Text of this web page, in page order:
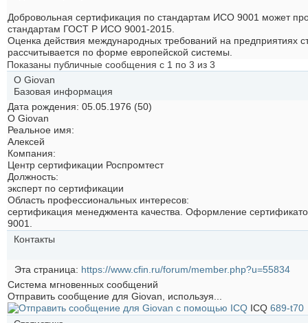
Добровольная сертификация по стандартам ИСО 9001 может
стандартам ГОСТ Р ИСО 9001-2015.
Оценка действия международных требований на предприятиях
рассчитывается по форме европейской системы.
Показаны публичные сообщения с 1 по 3 из 3
О Giovan
Базовая информация
Дата рождения 05.05.1976 (50)
О Giovan
Реальное имя:
Алексей
Компания:
Центр сертификации Роспромтест
Должность:
эксперт по сертификации
Область профессиональных интересов:
сертификация менеджмента качества. Оформление
9001.
Контакты
Эта страница
https://www.cfin.ru/forum/member.php?u=55834
Система мгновенных сообщений
Отправить сообщение для Giovan, используя...
ICQ 689-t70